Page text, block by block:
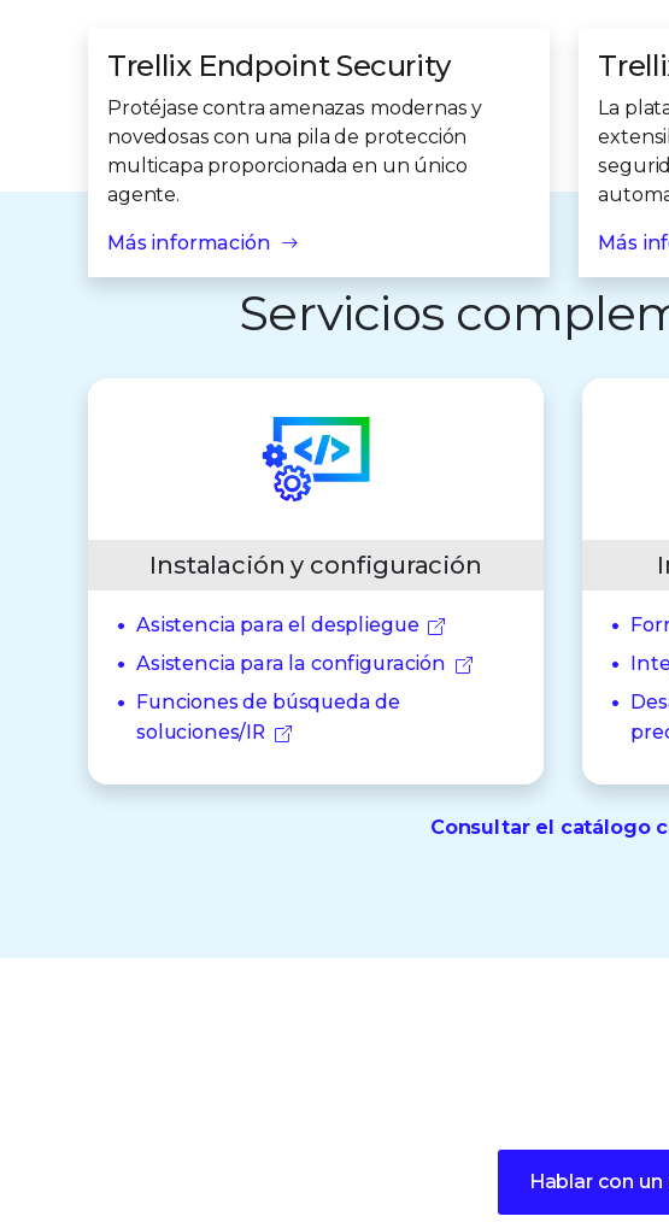
Trellix Endpoint Security
Protéjase contra amenazas modernas y
novedosas con una pila de protección
multicapa proporcionada en un único
agente.
Más información
La
Más
Servicios
Instalación y configuración
Asistencia para el despliegue
Asistencia para la configuración
Funciones de búsqueda de
soluciones/IR
Consultar el catálogo
Hablar con